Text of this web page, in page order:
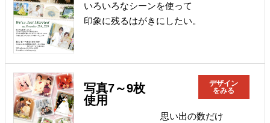
いろいろなシーンを使って
印象に残るはがきにしたい。
写真7～9枚
使用
デザイン
をみる
思い出の数だけ